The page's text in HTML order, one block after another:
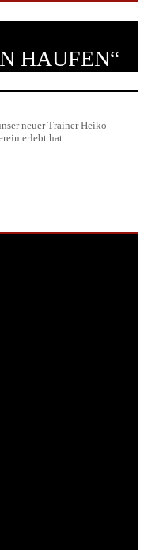
HAUFEN“
neuer Trainer Heiko
erlebt hat.